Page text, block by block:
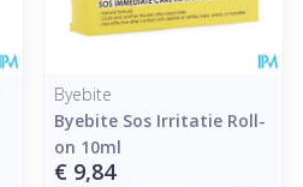
Byebite
Byebite Sos Irritatie Roll-
on 10ml
€ 9,84